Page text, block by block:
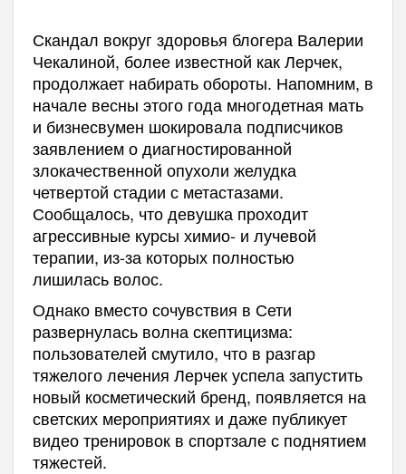
Скандал вокруг здоровья блогера Валерии
Чекалиной, более известной как Лерчек,
продолжает набирать обороты. Напомним, в
начале весны этого года многодетная мать
и бизнесвумен шокировала подписчиков
заявлением о диагностированной
злокачественной опухоли желудка
четвертой стадии с метастазами.
Сообщалось, что девушка проходит
агрессивные курсы химио- и лучевой
терапии, из-за которых полностью
лишилась волос.
Однако вместо сочувствия в Сети
развернулась волна скептицизма:
пользователей смутило, что в разгар
тяжелого лечения Лерчек успела запустить
новый косметический бренд, появляется на
светских мероприятиях и даже публикует
видео тренировок в спортзале с поднятием
тяжестей.